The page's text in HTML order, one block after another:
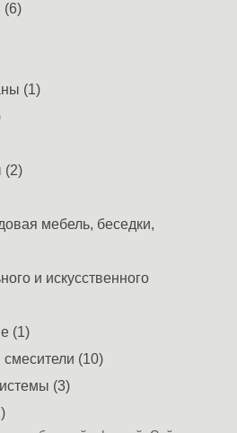
(6)
(1)
(2)
мебель, беседки,
и искусственного
(1)
(10)
(3)